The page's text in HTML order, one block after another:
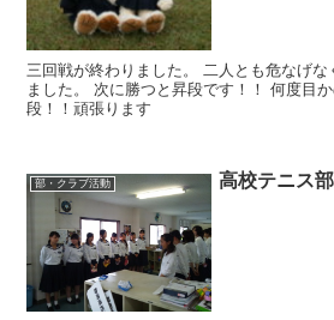
三回戦が終わりました。 二人とも危なげな
ました。 次に勝つと昇段です！！ 何度目
段！！頑張ります
部・クラブ活動 高校テニス